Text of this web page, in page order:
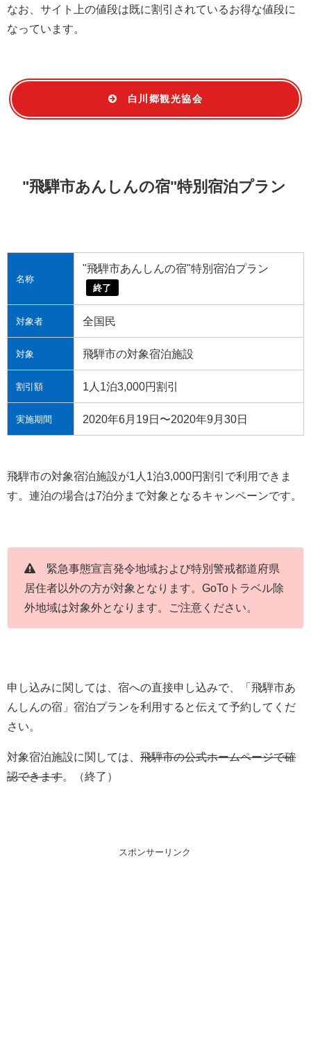
なお、サイト上の値段は既に割引されているお得な値段に
なっています。
白川郷観光協会
"飛騨市あんしんの宿"特別宿泊プラン
名称
"飛騨市あんしんの宿"特別宿泊プラン
終了
対象者 全国民
対象 飛騨市の対象宿泊施設
割引額 1人1泊3,000円割引
実施期間 2020年6月19日〜2020年9月30日
飛騨市の対象宿泊施設が1人1泊3,000円割引で利用できま
す。連泊の場合は7泊分まで対象となるキャンペーンです。
緊急事態宣言発令地域および特別警戒都道府県
居住者以外の方が対象となります。GoToトラベル除
外地域は対象外となります。ご注意ください。
申し込みに関しては、宿への直接申し込みで、「飛騨市あ
んしんの宿」宿泊プランを利用すると伝えて予約してくだ
さい。
対象宿泊施設に関しては、 飛騨市の公式ホームページで確
認できます 。（終了）
スポンサーリンク